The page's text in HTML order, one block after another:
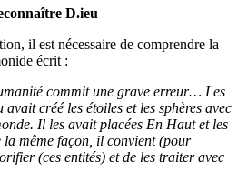
D.ieu
il est nécessaire de comprendre la
écrit :
commit une grave erreur… Les
créé les étoiles et les sphères avec
Il les avait placées En Haut et les
même façon, il convient (pour
(ces entités) et de les traiter avec